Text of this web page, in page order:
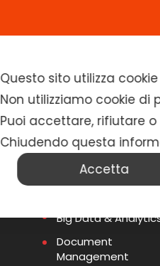
Home
Soluzioni
Big Data &
Document
Management
Questo sito utilizza
Non utilizziamo cookie di
Puoi accettare, rifiutare
Chiudendo questa
Accetta